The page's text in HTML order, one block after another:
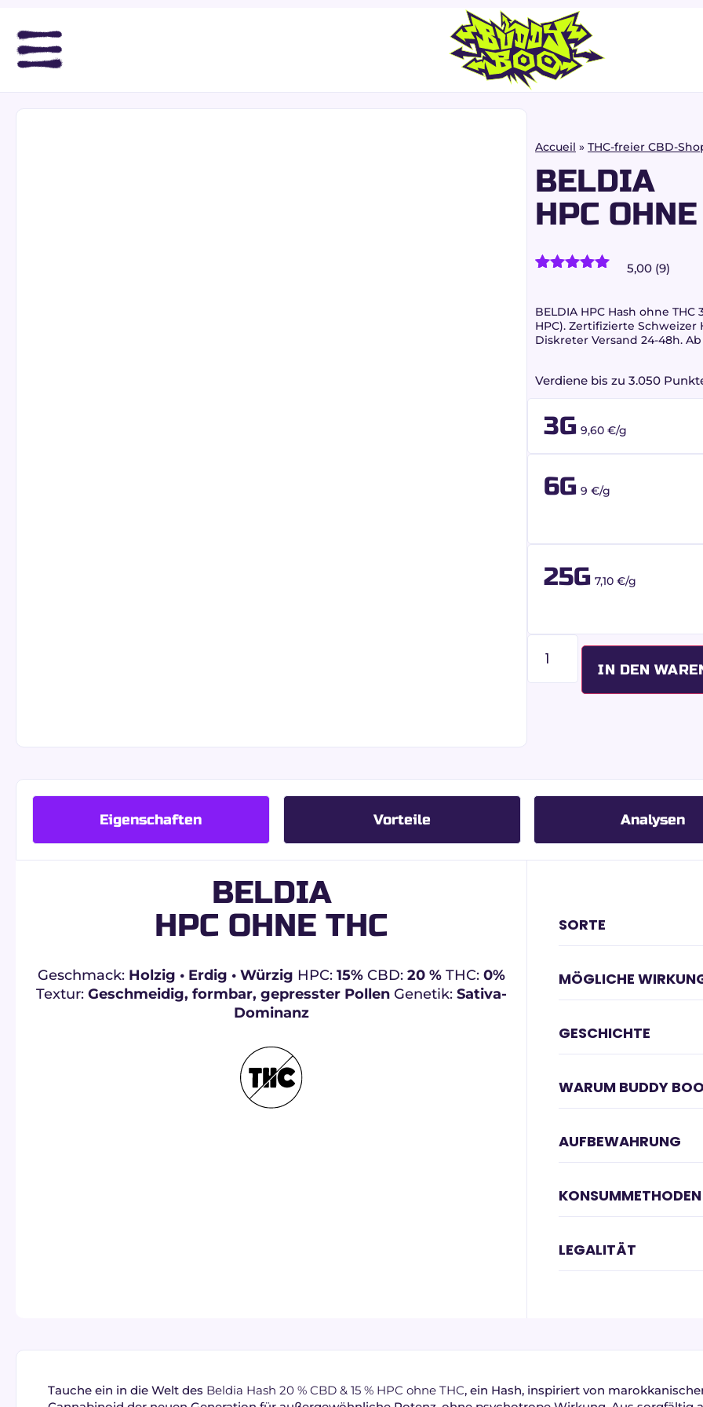
Accueil » THC-freier CBD-
BELDIA
HPC
von 5,
basierend
auf
5,00 (9)
BELDIA HPC Hash ohne THC
HPC). Zertifizierte Schweizer
Diskreter Versand 24-48h. Ab
Verdiene bis zu 3.050
3G 9,60 €/g
6G 9 €/g
25G 7,10 €/g
IN DEN
Eigenschaften Vorteile Analysen
BELDIA
HPC OHNE THC
Geschmack: Holzig • Erdig • Würzig HPC: 15%CBD: 20 %THC: 0%
Textur: Geschmeidig, formbar, gepresster PollenGenetik: Sativa-
Dominanz
SORTE
MÖGLICHE
GESCHICHTE
WARUM BUDDY
AUFBEWAHRUNG
KONSUMMETHODEN
LEGALITÄT
Tauche ein in die Welt des Beldia Hash 20 % CBD & 15 % HPC ohne THC, ein Hash, inspiriert von